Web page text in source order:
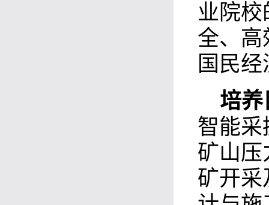
业院校
全、高
国民
培养
智能采
矿山压
矿开采